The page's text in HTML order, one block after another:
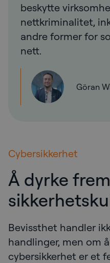
beskytte
nettkriminalitet,
andre former for
nett.
Göran
Cybersikkerhet
Å dyrke
Bevissthet handler
handlinger, men om
cybersikkerhet er et